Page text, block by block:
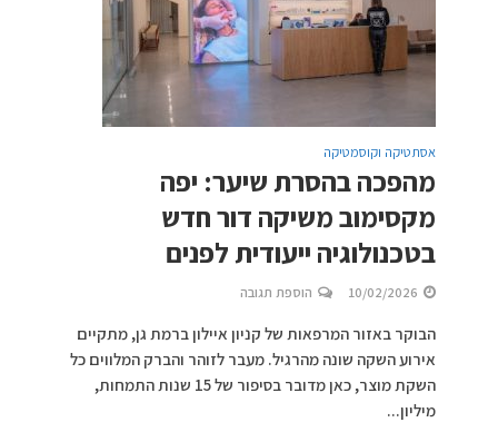
אסתטיקה וקוסמטיקה
מהפכה בהסרת שיער: יפה
מקסימוב משיקה דור חדש
בטכנולוגיה ייעודית לפנים
10/02/2026 הוספת תגובה
הבוקר באזור המרפאות של קניון איילון ברמת גן, מתקיים
אירוע השקה שונה מהרגיל. מעבר לזוהר והברק המלווים כל
השקת מוצר, כאן מדובר בסיפור של 15 שנות התמחות,
מיליון...